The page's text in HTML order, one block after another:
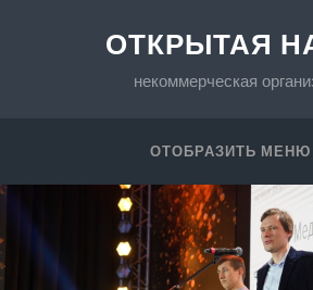
ОТКРЫТАЯ
некоммерческая
ОТОБРАЗИТЬ МЕНЮ